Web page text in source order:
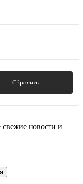
Сбросить
новости и